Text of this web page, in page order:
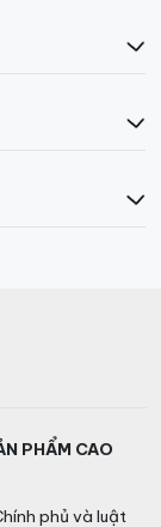
PHẨM CAO
phủ và luật